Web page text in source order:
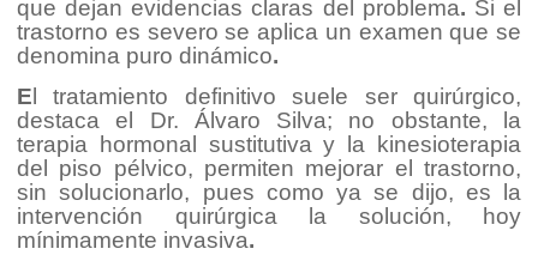
que dejan evidencias claras del problema. Si el
trastorno es severo se aplica un examen que se
denomina puro dinámico.
E l tratamiento definitivo suele ser quirúrgico,
destaca el Dr. Álvaro Silva; no obstante, la
terapia hormonal sustitutiva y la kinesioterapia
del piso pélvico, permiten mejorar el trastorno,
sin solucionarlo, pues como ya se dijo, es la
intervención quirúrgica la solución, hoy
mínimamente invasiva.